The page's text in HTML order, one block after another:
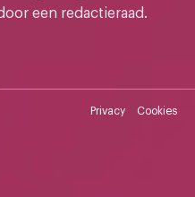
een redactieraad.
Privacy Cookies